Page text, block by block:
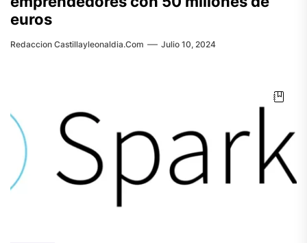
euros
Redaccion Castillayleonaldia.com Julio 10, 2024